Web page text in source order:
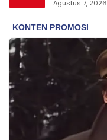
Agustus 7, 2026